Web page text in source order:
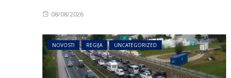
Posted
08/08/2026
NOVOSTI REGIJA UNCATEGORIZED